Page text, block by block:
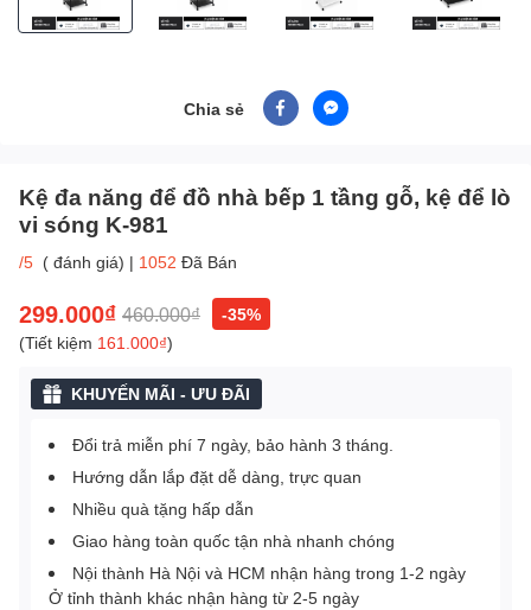
Chia sẻ
Kệ đa năng để đồ nhà bếp 1 tầng gỗ, kệ để lò
vi sóng K-981
/5 ( đánh giá) | 1052 Đã Bán
299.000₫ 460.000₫
-35%
(Tiết kiệm 161.000₫)
KHUYẾN MÃI - ƯU ĐÃI
Đổi trả miễn phí 7 ngày, bảo hành 3 tháng.
Hướng dẫn lắp đặt dễ dàng, trực quan
Nhiều quà tặng hấp dẫn
Giao hàng toàn quốc tận nhà nhanh chóng
Nội thành Hà Nội và HCM nhận hàng trong 1-2 ngày
Ở tỉnh thành khác nhận hàng từ 2-5 ngày